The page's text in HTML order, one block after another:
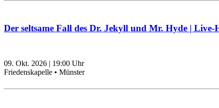
Der seltsame Fall des Dr. Jekyll und Mr. Hyde | Live-
09. Okt. 2026 | 19:00 Uhr
Friedenskapelle • Münster